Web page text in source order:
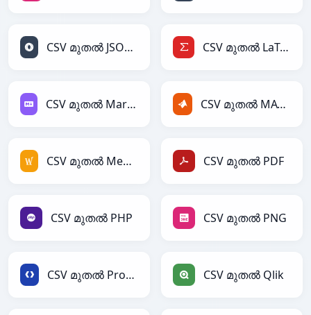
CSV മുതൽ JSONLines CSV മുതൽ LaTeX
CSV മുതൽ Markdown CSV മുതൽ MATLAB
CSV മുതൽ MediaWiki CSV മുതൽ PDF
CSV മുതൽ PHP CSV മുതൽ PNG
CSV മുതൽ Protobuf CSV മുതൽ Qlik